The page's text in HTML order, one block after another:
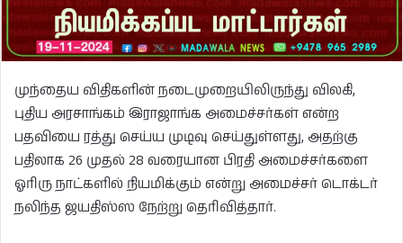
முந்தைய விதிகளின் நடைமுறையிலிருந்து விலகி,
புதிய அரசாங்கம் இராஜாங்க அமைச்சர்கள் என்ற
பதவியை ரத்து செய்ய முடிவு செய்துள்ளது, அதற்கு
பதிலாக 26 முதல் 28 வரையான பிரதி அமைச்சர்களை
ஓரிரு நாட்களில் நியமிக்கும் என்று அமைச்சர் டொக்டர்
நலிந்த ஜயதிஸ்ஸ நேற்று தெரிவித்தார்.